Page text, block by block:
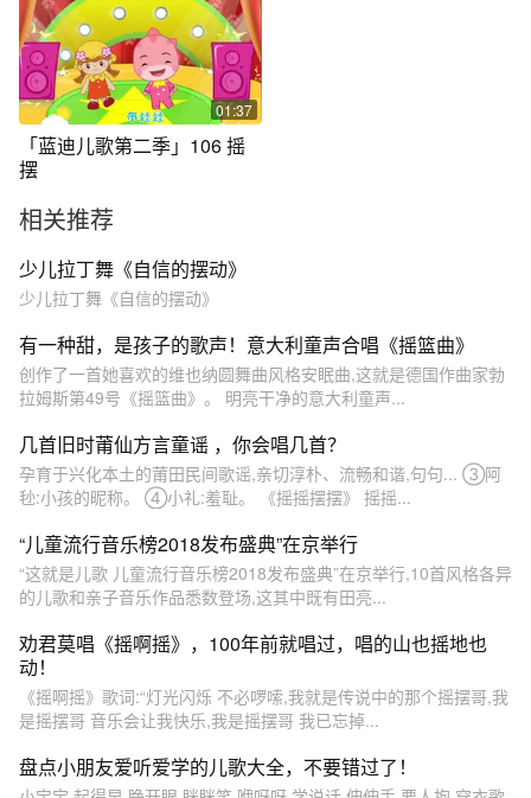
01:37
「蓝迪儿歌第二季」106 摇
摆
相关推荐
少儿拉丁舞《自信的摆动》
少儿拉丁舞《自信的摆动》
有一种甜，是孩子的歌声！意大利童声合唱《摇篮曲》
创作了一首她喜欢的维也纳圆舞曲风格安眠曲,这就是德国作曲家勃
拉姆斯第49号《摇篮曲》。 明亮干净的意大利童声...
几首旧时莆仙方言童谣 ，你会唱几首？
孕育于兴化本土的莆田民间歌谣,亲切淳朴、流畅和谐,句句... ③阿
毜:小孩的昵称。 ④小礼:羞耻。 《摇摇摆摆》 摇摇...
“儿童流行音乐榜2018发布盛典”在京举行
“这就是儿歌 儿童流行音乐榜2018发布盛典”在京举行,10首风格各异
的儿歌和亲子音乐作品悉数登场,这其中既有田亮...
劝君莫唱《摇啊摇》，100年前就唱过，唱的山也摇地也
动！
《摇啊摇》歌词:“灯光闪烁 不必啰嗦,我就是传说中的那个摇摆哥,我
是摇摆哥 音乐会让我快乐,我是摇摆哥 我已忘掉...
盘点小朋友爱听爱学的儿歌大全，不要错过了！